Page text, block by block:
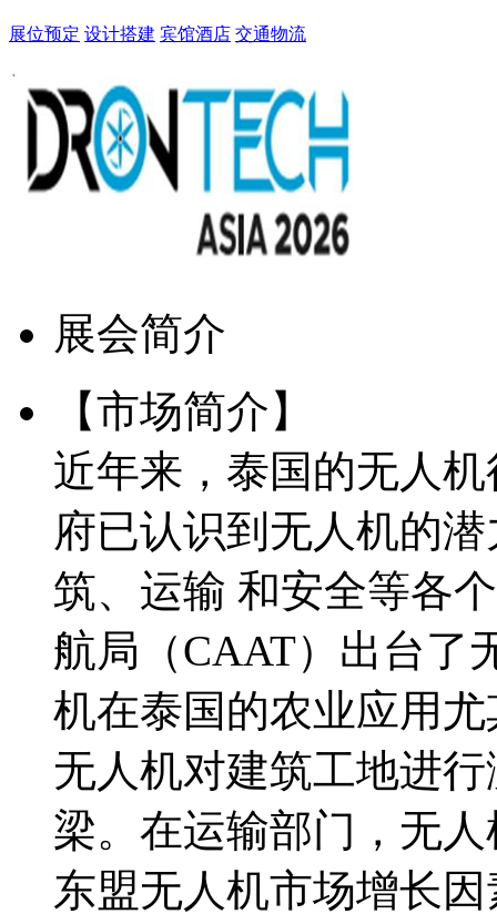
展位预定 设计搭建 宾馆酒店 交通物流
展会简介
【市场简介】
近年来，泰国的无人
府已认识到无人机的
筑、运输 和安全等各
航局（CAAT）出台了
机在泰国的农业应用
无人机对建筑工地进
梁。在运输部门，无
东盟无人机市场增长